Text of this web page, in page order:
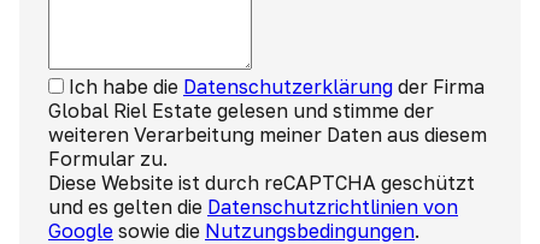
Ich habe die Datenschutzerklärung der Firma
Global Riel Estate gelesen und stimme der
weiteren Verarbeitung meiner Daten aus diesem
Formular zu.
Diese Website ist durch reCAPTCHA geschützt
und es gelten die Datenschutzrichtlinien von
Google sowie die Nutzungsbedingungen.